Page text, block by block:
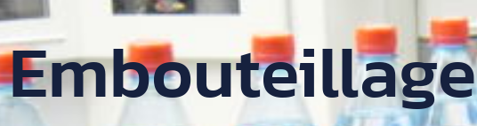
Embouteillage